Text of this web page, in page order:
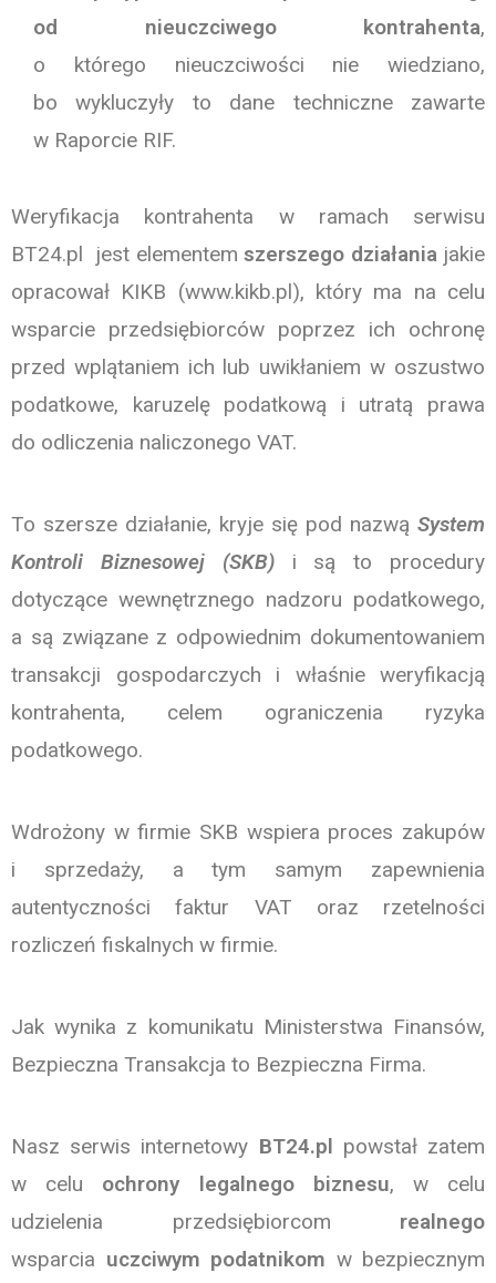
od nieuczciwego kontrahenta,
o którego nieuczciwości nie wiedziano,
bo wykluczyły to dane techniczne zawarte
w Raporcie RIF.
Weryfikacja kontrahenta w ramach serwisu
BT24.pl jest elementem szerszego działaniajakie
opracował KIKB (www.kikb.pl), który ma na celu
wsparcie przedsiębiorców poprzez ich ochronę
przed wplątaniem ich lub uwikłaniem w oszustwo
podatkowe, karuzelę podatkową i utratą prawa
do odliczenia naliczonego VAT.
To szersze działanie, kryje się pod nazwą System
Kontroli Biznesowej (SKB) i są to procedury
dotyczące wewnętrznego nadzoru podatkowego,
a są związane z odpowiednim dokumentowaniem
transakcji gospodarczych i właśnie weryfikacją
kontrahenta, celem ograniczenia ryzyka
podatkowego.
Wdrożony w firmie SKB wspiera proces zakupów
i sprzedaży, a tym samym zapewnienia
autentyczności faktur VAT oraz rzetelności
rozliczeń fiskalnych w firmie.
Jak wynika z komunikatu Ministerstwa Finansów,
Bezpieczna Transakcja to Bezpieczna Firma.
Nasz serwis internetowy BT24.pl powstał zatem
w celu ochrony legalnego biznesu, w celu
udzielenia przedsiębiorcom realnego
wsparcia uczciwym podatnikom w bezpiecznym